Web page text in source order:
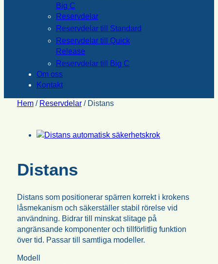
Big C
Reservdelar
Reservdelar till Standard
Reservdelar till Quick
Release
Reservdelar till Big C
Om oss
Kontakt
Hem/ Reservdelar/ Distans
Distans
Distans som positionerar spärren korrekt i krokens
låsmekanism och säkerställer stabil rörelse vid
användning. Bidrar till minskat slitage på
angränsande komponenter och tillförlitlig funktion
över tid. Passar till samtliga modeller.
Modell